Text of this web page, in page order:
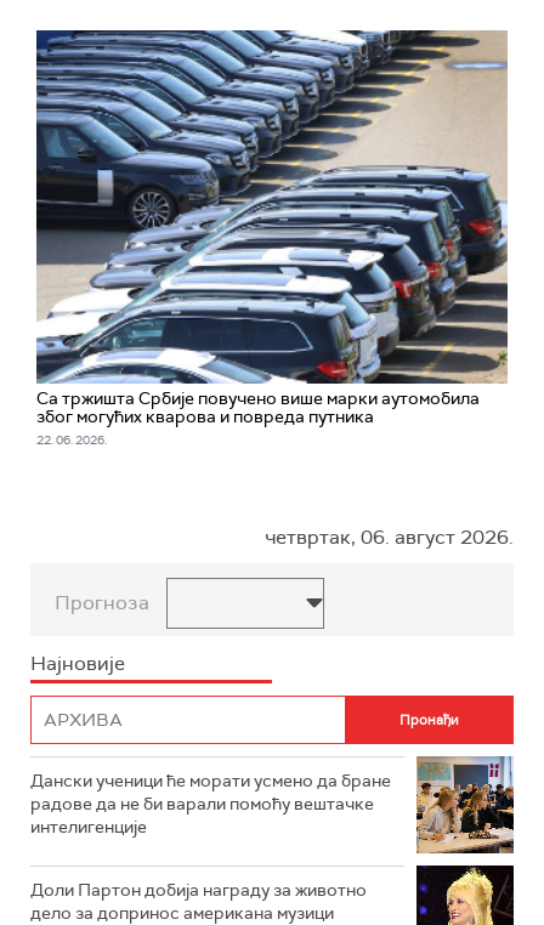
Са тржишта Србије повучено више марки аутомобила
због могућих кварова и повреда путника
22. 06. 2026.
четвртак, 06. август 2026.
Прогноза
Најновије
Дански ученици ће морати усмено да бране
радове да не би варали помоћу вештачке
интелигенције
Доли Партон добија награду за животно
дело за допринос американа музици